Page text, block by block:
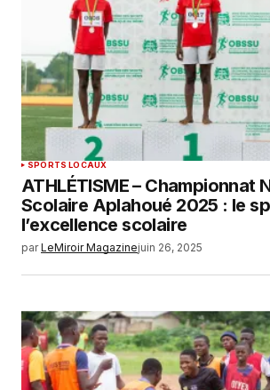
SPORTS LOCAUX
ATHLÉTISME – Championnat
Scolaire Aplahoué 2025 : le
l’excellence scolaire
par LeMiroir Magazinejuin 26, 2025